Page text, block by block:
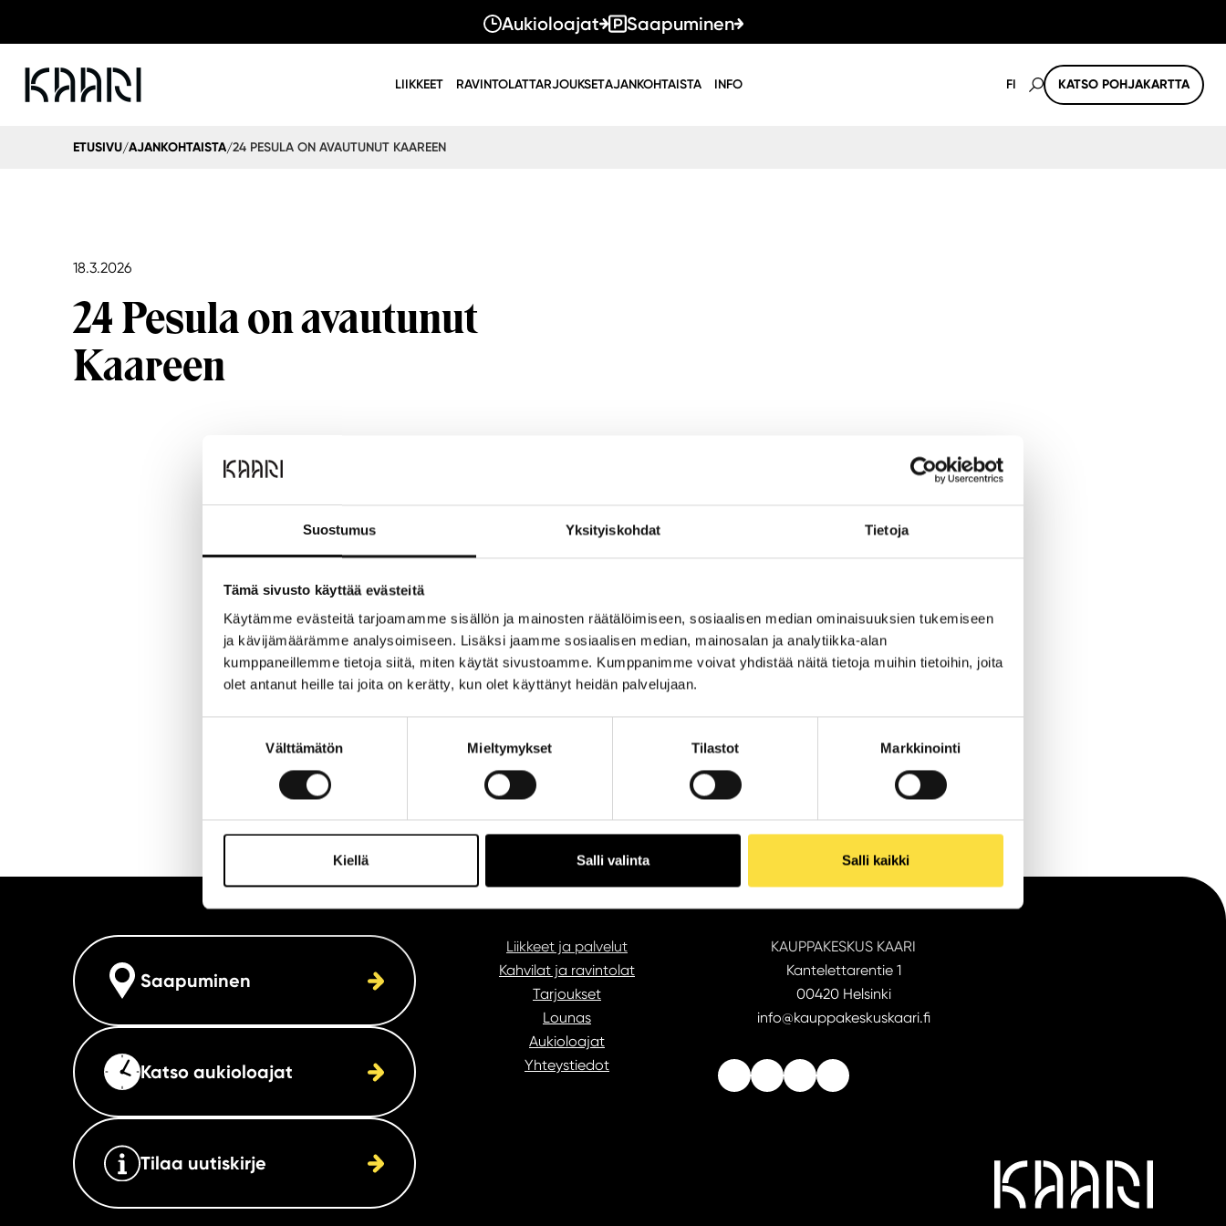
Suostumus Yksityiskohdat Tietoja
Tämä sivusto käyttää evästeitä
Käytämme evästeitä tarjoamamme sisällön ja mainosten räätälöimiseen, sosiaalisen median ominaisuuksien tukemiseen
ja kävijämäärämme analysoimiseen. Lisäksi jaamme sosiaalisen median, mainosalan ja analytiikka-alan
kumppaneillemme tietoja siitä, miten käytät sivustoamme. Kumppanimme voivat yhdistää näitä tietoja muihin tietoihin, joita
olet antanut heille tai joita on kerätty, kun olet käyttänyt heidän palvelujaan.
Välttämätön Mieltymykset Tilastot Markkinointi
Kiellä Salli valinta Salli kaikki
Aukioloajat Saapuminen
LIIKKEET RAVINTOLATTARJOUKSETAJANKOHTAISTA INFO FI KATSO POHJAKARTTA
ETUSIVU/AJANKOHTAISTA/24 PESULA ON AVAUTUNUT KAAREEN
18.3.2026
24 Pesula on avautunut
Kaareen
Itsepalvelupesula 24 Pesula on nyt avattu Kaareen. Pesula sijaitsee -1. kerroksessa parkkihallin
Kannelaulassa ja palvelee asiakkaitaan ympäri vuorokauden.
24 Pesula on moderni itsepalvelupesula, jossa voit pestä vaatteet, kodintekstiilit ja matot nopeasti ja
vaivattomasti jopa puolessa tunnissa. Pesula toimii ilman ajanvarausta, joten pyykinpesu hoituu joustavasti
Avajaisia vietetään 27.3.-2.4., jolloin henkilökunta on paikalla ohjeistamassa ja auttamassa asiakkaita.
Tervetuloa tutustumaan uuteen pesulapalveluun.
Saapuminen
Katso aukioloajat
Tilaa uutiskirje
Liikkeet ja palvelut
Kahvilat ja ravintolat
Tarjoukset
Lounas
Aukioloajat
Yhteystiedot
KAUPPAKESKUS KAARI
Kantelettarentie 1
00420 Helsinki
info@kauppakeskuskaari.fi